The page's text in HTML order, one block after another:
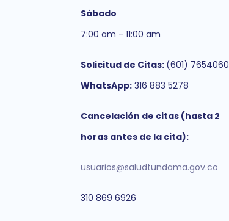
Sábado
7:00 am - 11:00 am
Solicitud de Citas: (601) 7654060
WhatsApp: 316 883 5278
Cancelación de citas (hasta 2
horas antes de la cita):
usuarios@saludtundama.gov.co
310 869 6926